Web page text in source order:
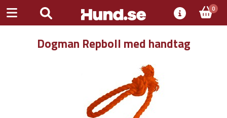
0
Dogman Repboll med handtag